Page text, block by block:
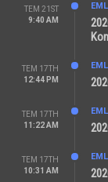
TEM 21ST
9:40 AM
TEM 17TH
12:44 PM
TEM 17TH
11:22 AM
TEM 17TH
10:31 AM